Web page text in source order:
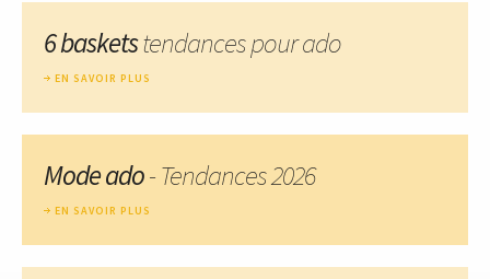
6 basketstendances pour ado
EN SAVOIR PLUS
Mode ado- Tendances 2026
EN SAVOIR PLUS